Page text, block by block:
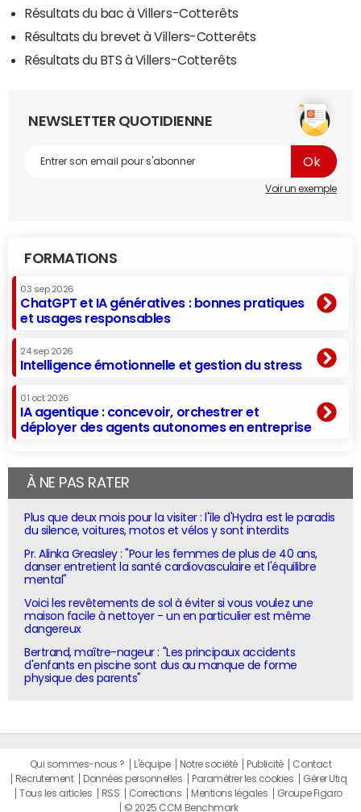
Résultats du bac à Villers-Cotterêts
Résultats du brevet à Villers-Cotterêts
Résultats du BTS à Villers-Cotterêts
NEWSLETTER QUOTIDIENNE
Voir un exemple
FORMATIONS
03 sep 2026
ChatGPT et IA génératives : bonnes pratiques
et usages responsables
24 sep 2026
Intelligence émotionnelle et gestion du stress
01 oct 2026
IA agentique : concevoir, orchestrer et
déployer des agents autonomes en entreprise
À NE PAS RATER
Plus que deux mois pour la visiter : l'île d'Hydra est le paradis
du silence, voitures, motos et vélos y sont interdits
Pr. Alinka Greasley : "Pour les femmes de plus de 40 ans,
danser entretient la santé cardiovasculaire et l'équilibre
mental"
Voici les revêtements de sol à éviter si vous voulez une
maison facile à nettoyer - un en particulier est même
dangereux
Bertrand, maître-nageur : "Les principaux accidents
d'enfants en piscine sont dus au manque de forme
physique des parents"
Qui sommes-nous ? L'équipe Notre société Publicité
Contact
Recrutement
Données personnelles Paramétrer les cookies
Gérer Utiq
Tous les articles
RSS Corrections Mentions légales
Groupe Figaro
© 2025 CCM Benchmark